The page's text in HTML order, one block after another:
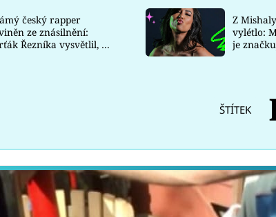
český rapper
ze znásilnění:
Řezníka vysvětlil, co
Z
vylétlo:
je
ŠTÍTEK